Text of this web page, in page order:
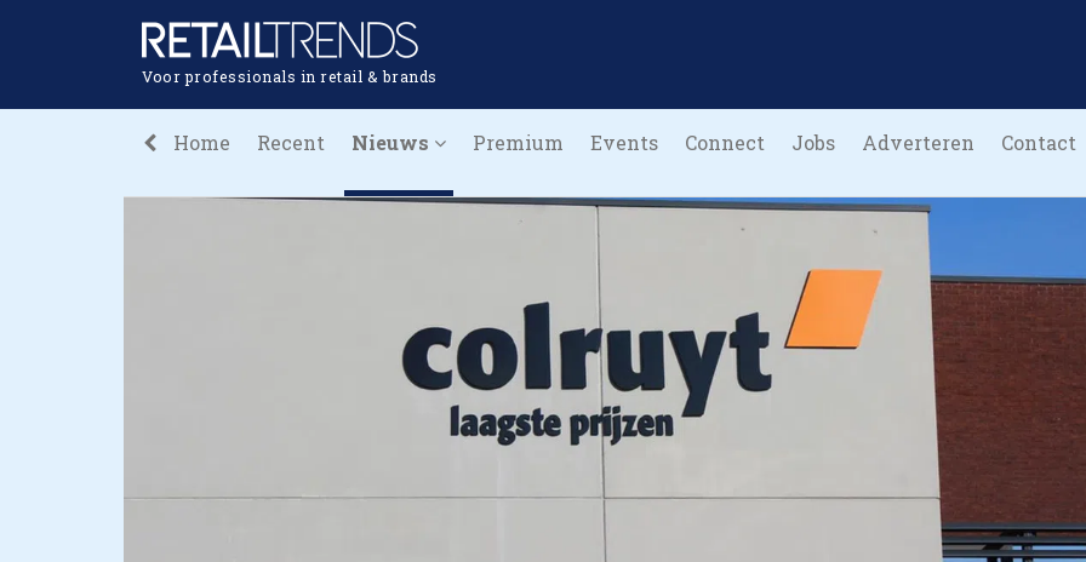
Voor professionals in retail & brands
Home Recent Nieuws Premium Events Connect Jobs Adverteren Contact